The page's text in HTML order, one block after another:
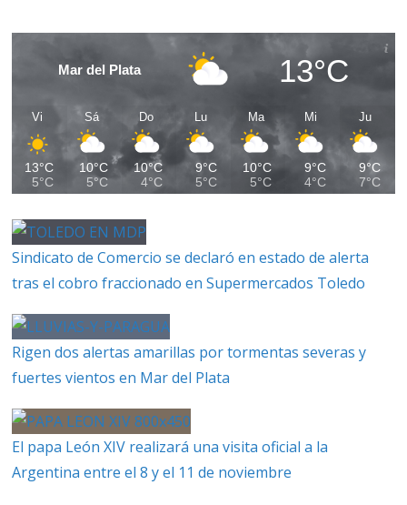
Mar del Plata 13°C
Vi
13°C
5°C
Sá
10°C
5°C
Do
10°C
4°C
Lu
9°C
5°C
Ma
10°C
5°C
Mi
9°C
4°C
Ju
9°C
7°C
Sindicato de Comercio se declaró en estado de alerta
tras el cobro fraccionado en Supermercados Toledo
Rigen dos alertas amarillas por tormentas severas y
fuertes vientos en Mar del Plata
El papa León XIV realizará una visita oficial a la
Argentina entre el 8 y el 11 de noviembre